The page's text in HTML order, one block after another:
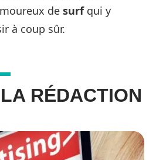
de surfqui y
à coup sûr.
RÉDACTION